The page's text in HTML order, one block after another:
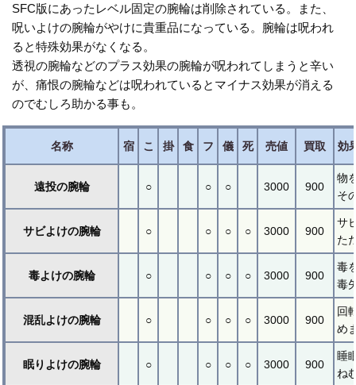
SFC版にあったレベル固定の腕輪は削除されている。また、
呪いよけの腕輪がやけに貴重品になっている。腕輪は呪われ
ると特殊効果がなくなる。
透視の腕輪などのプラス効果の腕輪が呪われてしまうと辛い
が、痛恨の腕輪などは呪われているとマイナス効果が消える
のでむしろ助かる事も。
名称 宿 こ 掛 食 フ 儀 死 売値 買取 効
遠投の腕輪 ○ ○ ○ 3000 900
物
そ
サビよけの腕輪 ○ ○ ○ ○ 3000 900
サ
た
毒よけの腕輪 ○ ○ ○ ○ 3000 900
毒
毒
混乱よけの腕輪 ○ ○ ○ ○ 3000 900
回
め
眠りよけの腕輪 ○ ○ ○ ○ 3000 900
睡
ね